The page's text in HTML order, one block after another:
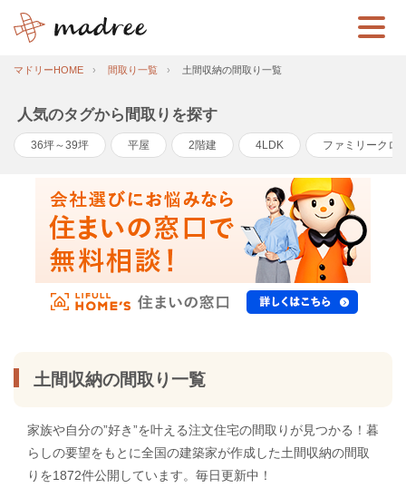
マドリーHOME 間取り一覧 土間収納の間取り一覧
人気のタグから間取りを探す
36坪～39坪 平屋 2階建 4LDK ファミリークロ
土間収納の間取り一覧
家族や自分の”好き”を叶える注文住宅の間取りが見つかる！暮
らしの要望をもとに全国の建築家が作成した土間収納の間取
りを1872件公開しています。毎日更新中！